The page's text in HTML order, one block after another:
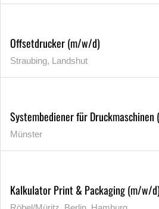
Offsetdrucker (m/w/d)
Straubing, Landshut
Systembediener für
Münster
Kalkulator Print & Packaging (m/w/d)